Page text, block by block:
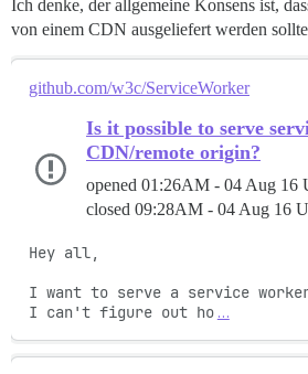
Ich denke, der allgemeine Konsens ist,
von einem CDN ausgeliefert werden
github.com/w3c/ServiceWorker
Is it possible to serve
CDN/remote origin?
opened 01:26AM - 04 Aug 16
closed 09:28AM - 04 Aug 16
Hey all,
I want to serve a service
I can't figure out ho …